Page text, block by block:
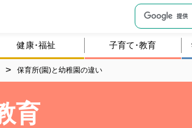
健康･福祉 子育て･教育
保育所(園)と幼稚園の違い
育